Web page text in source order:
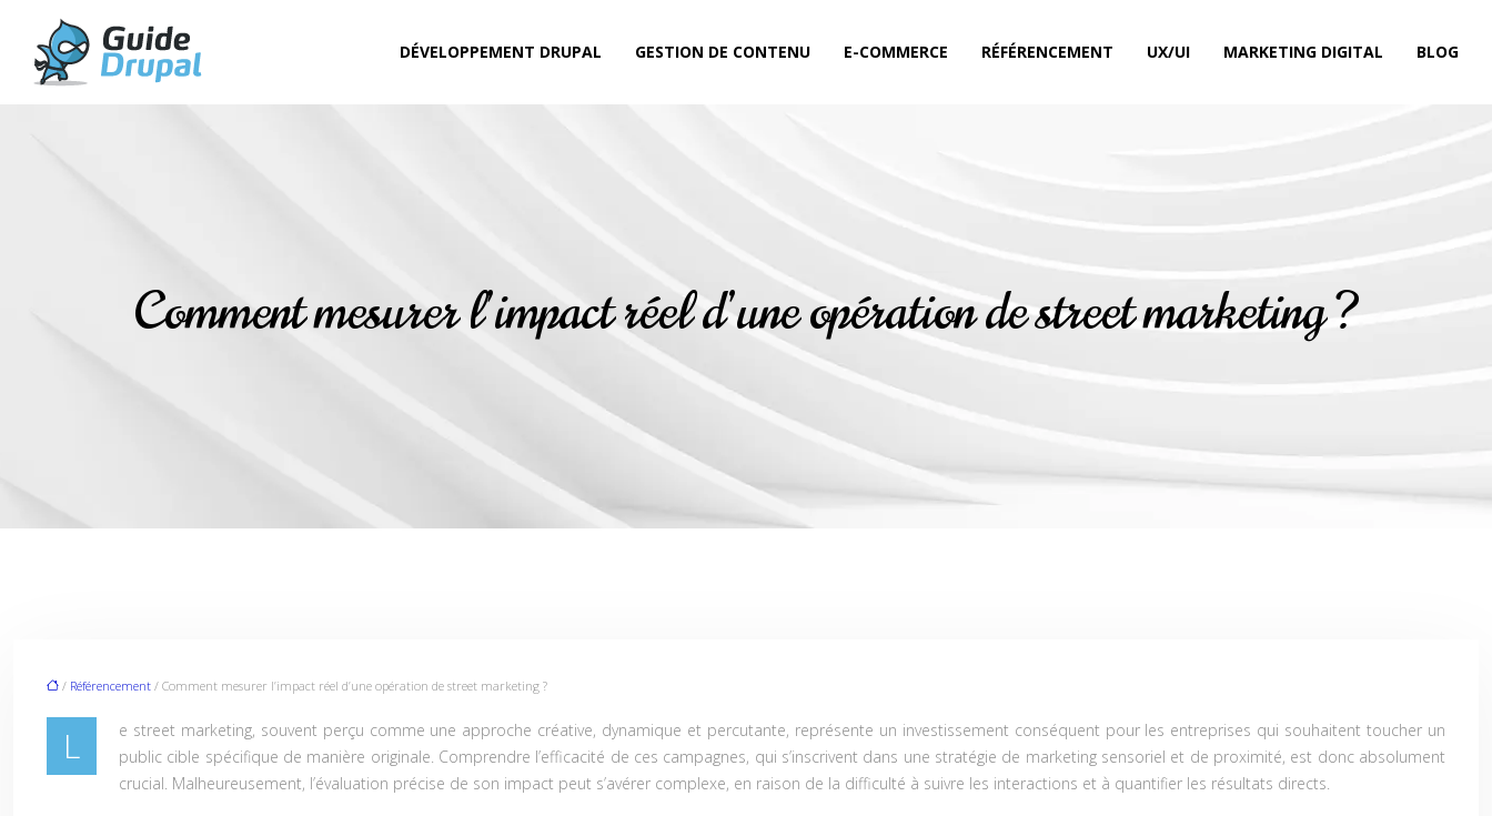
DÉVELOPPEMENT DRUPAL GESTION DE CONTENU E-COMMERCE RÉFÉRENCEMENT UX/UI MARKETING DIGITAL BLOG
Comment mesurer l’impact réel d’une opération de street marketing ?
/ Référencement / Comment mesurer l’impact réel d’une opération de street marketing ?
L
e street marketing, souvent perçu comme une approche créative, dynamique et percutante, représente un investissement conséquent pour les entreprises qui souhaitent toucher un
public cible spécifique de manière originale. Comprendre l’efficacité de ces campagnes, qui s’inscrivent dans une stratégie de marketing sensoriel et de proximité, est donc absolument
crucial. Malheureusement, l’évaluation précise de son impact peut s’avérer complexe, en raison de la difficulté à suivre les interactions et à quantifier les résultats directs.